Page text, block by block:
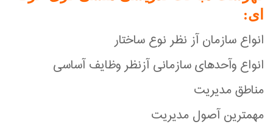
ای:
انواع سازمان آز نظر نوع ساختار
انواع وآحدهای سازمانی آزنظر وظايف آساسی
مناطق مديريت
مهمترين آصول مديريت